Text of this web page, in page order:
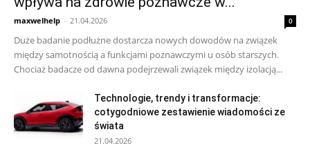
maxwelhelp - 21.04.2026 0
Duże badanie podłużne dostarcza nowych dowodów na związek
między samotnością a funkcjami poznawczymi u osób starszych.
Chociaż badacze od dawna podejrzewali związek między izolacją...
Technologie, trendy i transformacje:
cotygodniowe zestawienie wiadomości ze
świata
21.04.2026